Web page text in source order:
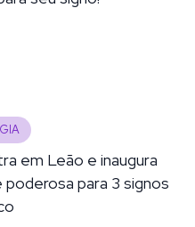
em Leão e inaugura
poderosa para 3 signos